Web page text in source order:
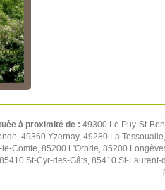
à proximité de : 49300 Le Puy-St-
49360 Yzernay, 49280 La
Comte, 85200 L'Orbrie, 85200
St-Cyr-des-Gâts, 85410 St-